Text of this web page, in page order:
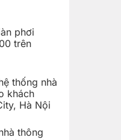
phơi
trên
thống nhà
khách
Hà Nội
thông